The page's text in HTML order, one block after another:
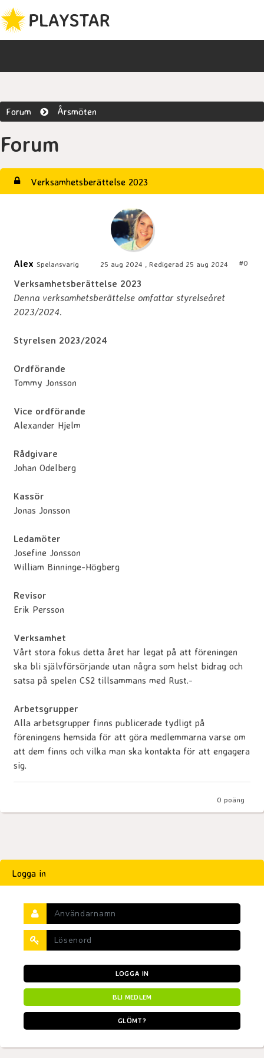
Forum Årsmöten
Forum
Verksamhetsberättelse 2023
Alex Spelansvarig 25 aug 2024 , Redigerad 25 aug 2024 #0
Verksamhetsberättelse 2023
Denna verksamhetsberättelse omfattar styrelseåret
2023/2024.
Styrelsen 2023/2024
Ordförande
Tommy Jonsson
Vice ordförande
Alexander Hjelm
Rådgivare
Johan Odelberg
Kassör
Jonas Jonsson
Ledamöter
Josefine Jonsson
William Binninge-Högberg
Revisor
Erik Persson
Verksamhet
Vårt stora fokus detta året har legat på att föreningen
ska bli självförsörjande utan några som helst bidrag och
satsa på spelen CS2 tillsammans med Rust.-
Arbetsgrupper
Alla arbetsgrupper finns publicerade tydligt på
föreningens hemsida för att göra medlemmarna varse om
att dem finns och vilka man ska kontakta för att engagera
sig.
0 poäng
Logga in
LOGGA IN
BLI MEDLEM
GLÖMT?